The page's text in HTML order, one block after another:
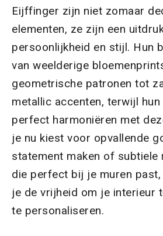
Eijffinger zijn niet zomaar
elementen, ze zijn een
persoonlijkheid en stijl. Hun
van weelderige
geometrische patronen tot
metallic accenten, terwijl
perfect harmoniëren met
je nu kiest voor opvallende
statement maken of subtiele
die perfect bij je muren
je de vrijheid om je interieur
te personaliseren.